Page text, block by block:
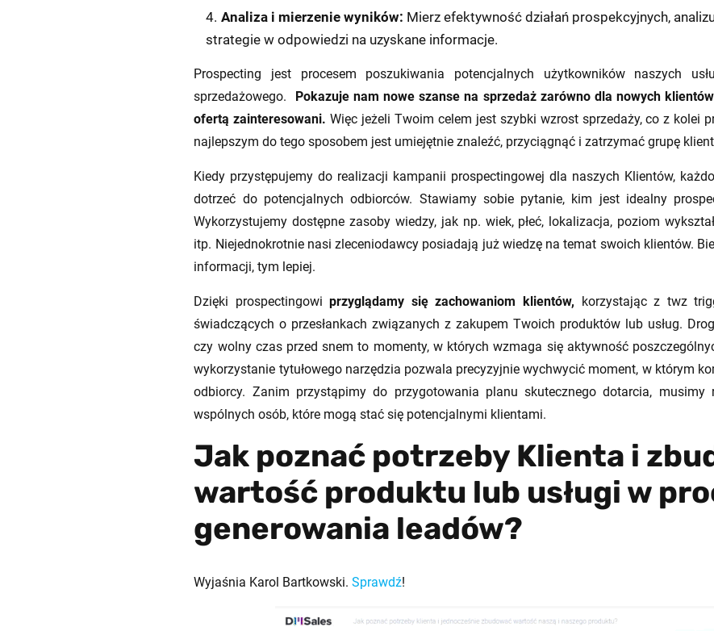
Analiza i mierzenie wyników: Mierz efektywność działań prospekcyjnych,
strategie w odpowiedzi na uzyskane informacje.
Prospecting jest procesem poszukiwania potencjalnych użytkowników naszych
sprzedażowego.
Pokazuje nam nowe szanse na sprzedaż zarówno dla nowych
ofertą zainteresowani. Więc jeżeli Twoim celem jest szybki wzrost sprzedaży, co z kolei
najlepszym do tego sposobem jest umiejętnie znaleźć, przyciągnąć i zatrzymać grupę
Kiedy przystępujemy do realizacji kampanii prospectingowej dla naszych Klientów,
dotrzeć do potencjalnych odbiorców. Stawiamy sobie pytanie, kim jest idealny
Wykorzystujemy dostępne zasoby wiedzy, jak np. wiek, płeć, lokalizacja, poziom
itp. Niejednokrotnie nasi zleceniodawcy posiadają już wiedzę na temat swoich klientów.
informacji, tym lepiej.
Dzięki prospectingowiprzyglądamy się zachowaniom klientów,
korzystając z twz
świadczących o przesłankach związanych z zakupem Twoich produktów lub usług.
czy wolny czas przed snem to momenty, w których wzmaga się aktywność
wykorzystanie tytułowego narzędzia pozwala precyzyjnie wychwycić moment, w którym
odbiorcy. Zanim przystąpimy do przygotowania planu skutecznego dotarcia, musimy
wspólnych osób, które mogą stać się potencjalnymi klientami.
Jak poznać potrzeby Klienta i
wartość produktu lub usługi w
generowania leadów?
Wyjaśnia Karol Bartkowski.Sprawdź!